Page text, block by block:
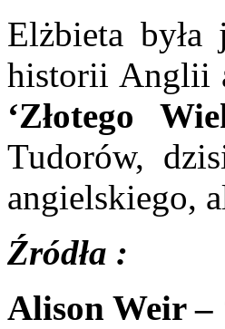
Elżbieta była
historii Anglii
‘Złotego
Tudorów,
angielskiego,
Źródła :
Alison Weir –